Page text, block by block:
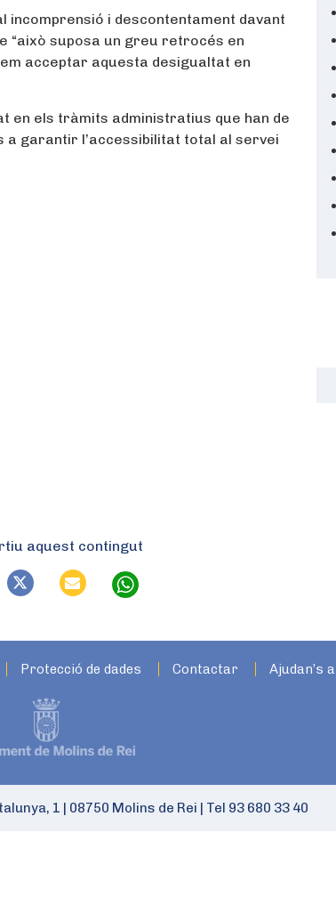
incomprensió i descontentament davant
“això suposa un greu retrocés en
acceptar aquesta desigualtat en
en els tràmits administratius que han de
a garantir l’accessibilitat total al servei
aquest contingut
Protecció de dades Contactar Ajudan’s
1 08750 Molins de Rei Tel 93 680 33 40